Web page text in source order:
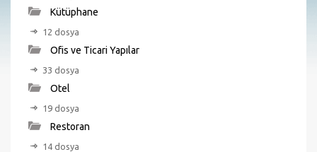
Kütüphane
12 dosya
Ofis ve Ticari Yapılar
33 dosya
Otel
19 dosya
Restoran
14 dosya